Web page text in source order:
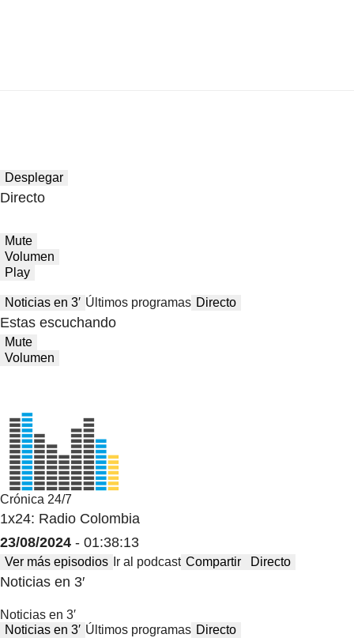
Desplegar
Directo
Mute
Volumen
Play
Noticias en 3′ Últimos programas Directo
Estas escuchando
Mute
Volumen
Crónica 24/7
1x24: Radio Colombia
23/08/2024 - 01:38:13
Ver más episodios Ir al podcast Compartir Directo
Noticias en 3′
Noticias en 3′
Noticias en 3′ Últimos programas Directo